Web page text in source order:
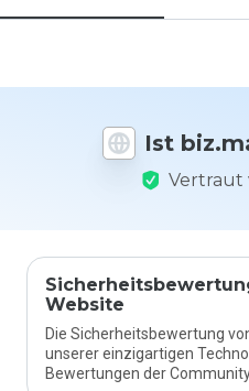
Ist
Vertraut
Website
Die Sicherheitsbewertung
unserer einzigartigen
Bewertungen der
würden